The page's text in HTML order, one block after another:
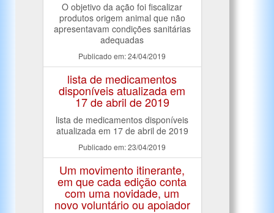
O objetivo da ação foi fiscalizar
produtos origem animal que não
apresentavam condições sanitárias
adequadas
Publicado em: 24/04/2019
lista de medicamentos
disponíveis atualizada em
17 de abril de 2019
lista de medicamentos disponíveis
atualizada em 17 de abril de 2019
Publicado em: 23/04/2019
Um movimento itinerante,
em que cada edição conta
com uma novidade, um
novo voluntário ou apoiador